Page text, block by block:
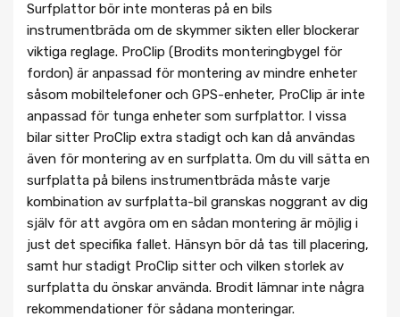
Surfplattor bör inte monteras på en bils
instrumentbräda om de skymmer sikten eller blockerar
viktiga reglage. ProClip (Brodits monteringbygel för
fordon) är anpassad för montering av mindre enheter
såsom mobiltelefoner och GPS-enheter, ProClip är inte
anpassad för tunga enheter som surfplattor. I vissa
bilar sitter ProClip extra stadigt och kan då användas
även för montering av en surfplatta. Om du vill sätta en
surfplatta på bilens instrumentbräda måste varje
kombination av surfplatta-bil granskas noggrant av dig
själv för att avgöra om en sådan montering är möjlig i
just det specifika fallet. Hänsyn bör då tas till placering,
samt hur stadigt ProClip sitter och vilken storlek av
surfplatta du önskar använda. Brodit lämnar inte några
rekommendationer för sådana monteringar.